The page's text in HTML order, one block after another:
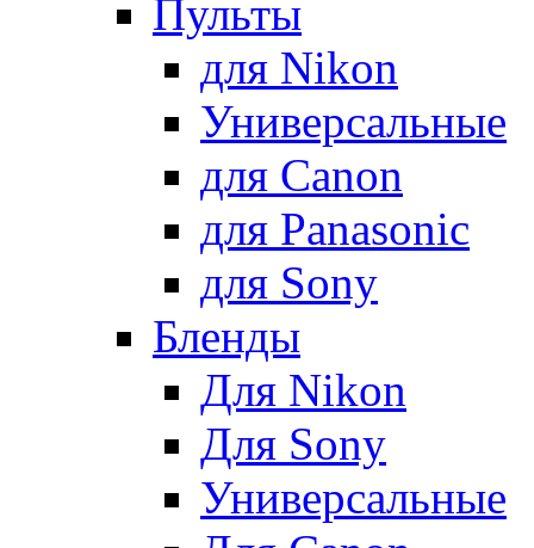
Пульты
для Nikon
Универсальные
для Canon
для Panasonic
для Sony
Бленды
Для Nikon
Для Sony
Универсальные